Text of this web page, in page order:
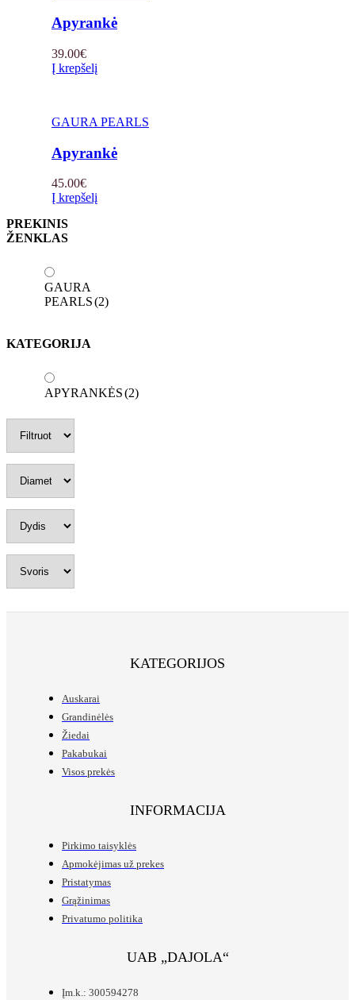
Apyrankė
39.00€
Į krepšelį
GAURA PEARLS
Apyrankė
45.00€
Į krepšelį
PREKINIS
ŽENKLAS
GAURA
PEARLS(2)
KATEGORIJA
APYRANKĖS(2)
KATEGORIJOS
Auskarai
Grandinėlės
Žiedai
Pakabukai
Visos prekės
INFORMACIJA
Pirkimo taisyklės
Apmokėjimas už prekes
Pristatymas
Grąžinimas
Privatumo politika
UAB „DAJOLA“
Įm.k.: 300594278